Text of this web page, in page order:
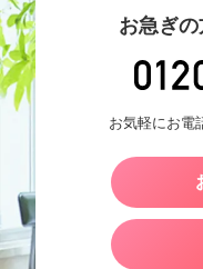
お急ぎ
お気軽にお電